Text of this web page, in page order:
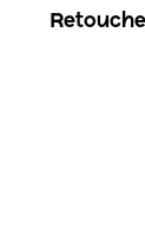
Retouche